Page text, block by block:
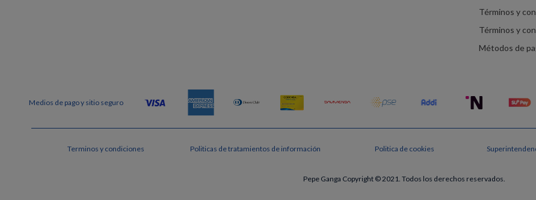
Términos y
Términos y
Métodos de
Terminos y condiciones Politicas de tratamientos de información Politica de cookies
Pepe Ganga Copyright © 2021. Todos los derechos reservados.